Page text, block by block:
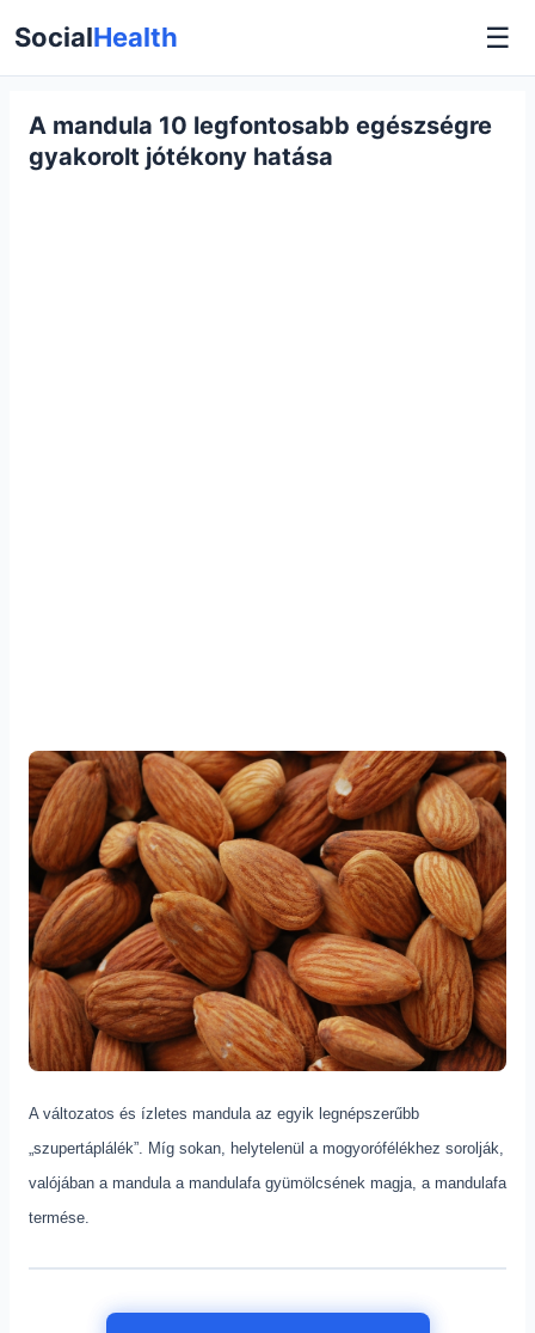
SocialHealth ☰
A mandula 10 legfontosabb egészségre
gyakorolt jótékony hatása
A változatos és ízletes mandula az egyik legnépszerűbb
„szupertáplálék”. Míg sokan, helytelenül a mogyorófélékhez sorolják,
valójában a mandula a mandulafa gyümölcsének magja, a mandulafa
termése.